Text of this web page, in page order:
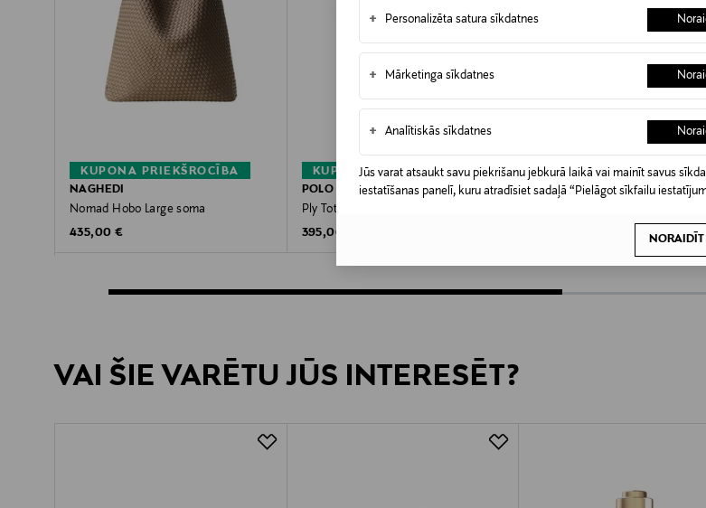
+ Personalizēta satura sīkdatnes
+ Mārketinga sīkdatnes
+ Analītiskās sīkdatnes
Jūs varat atsaukt savu piekrišanu jebkurā laikā vai mainīt savus
iestatīšanas panelī, kuru atradīsiet sadaļā “Pielāgot sīkfailu
NORAIDĪT
KUPONA PRIEKŠROCĪBA
NAGHEDI
Nomad Hobo Large soma
Original Price
435,00 €
KUPONA PRIEKŠROCĪBA
POLO RALPH LAUREN
Ply Tote Large soma
Original Price
395,00 €
KUPONA PRIEKŠROCĪBA
BOSS
VAI ŠIE VARĒTU JŪS INTERESĒT?